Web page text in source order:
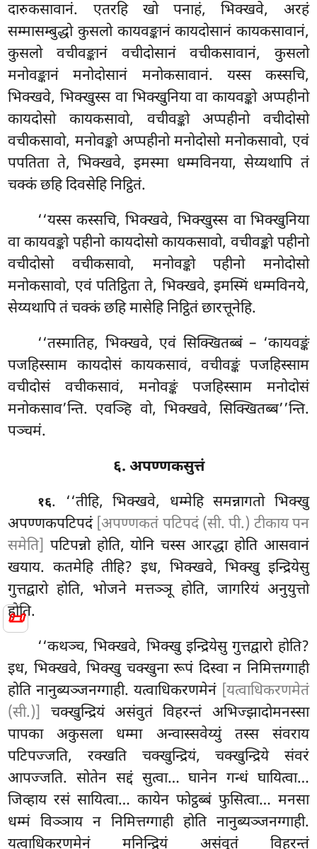
📜
दारुकसावानं. एतरहि खो पनाहं, भिक्खवे, अरहं
सम्मासम्बुद्धो कुसलो कायवङ्कानं कायदोसानं कायकसावानं,
कुसलो वचीवङ्कानं वचीदोसानं वचीकसावानं, कुसलो
मनोवङ्कानं मनोदोसानं मनोकसावानं. यस्स कस्सचि,
भिक्खवे, भिक्खुस्स वा भिक्खुनिया वा कायवङ्को अप्पहीनो
कायदोसो कायकसावो, वचीवङ्को अप्पहीनो वचीदोसो
वचीकसावो, मनोवङ्को अप्पहीनो मनोदोसो मनोकसावो, एवं
पपतिता ते, भिक्खवे, इमस्मा धम्मविनया, सेय्यथापि तं
चक्कं छहि दिवसेहि निट्ठितं.
‘‘यस्स कस्सचि, भिक्खवे, भिक्खुस्स वा भिक्खुनिया
वा कायवङ्को पहीनो कायदोसो कायकसावो, वचीवङ्को पहीनो
वचीदोसो वचीकसावो, मनोवङ्को पहीनो मनोदोसो
मनोकसावो, एवं पतिट्ठिता ते, भिक्खवे, इमस्मिं धम्मविनये,
सेय्यथापि तं चक्कं छहि मासेहि निट्ठितं छारत्तूनेहि.
‘‘तस्मातिह, भिक्खवे, एवं सिक्खितब्बं – ‘कायवङ्कं
पजहिस्साम कायदोसं कायकसावं, वचीवङ्कं पजहिस्साम
वचीदोसं वचीकसावं, मनोवङ्कं पजहिस्साम मनोदोसं
मनोकसाव’न्ति. एवञ्हि वो, भिक्खवे, सिक्खितब्ब’’न्ति.
पञ्चमं.
६. अपण्णकसुत्तं
१६. ‘‘तीहि, भिक्खवे, धम्मेहि समन्नागतो भिक्खु
अपण्णकपटिपदं [अपण्णकतं पटिपदं (सी. पी.) टीकाय पन
समेति] पटिपन्नो होति, योनि चस्स आरद्धा होति आसवानं
खयाय. कतमेहि तीहि? इध, भिक्खवे, भिक्खु इन्द्रियेसु
गुत्तद्वारो होति, भोजने मत्तञ्ञू होति, जागरियं अनुयुत्तो
होति.
‘‘कथञ्च, भिक्खवे, भिक्खुइन्द्रियेसु गुत्तद्वारो होति?
इध, भिक्खवे, भिक्खु चक्खुना रूपं दिस्वा न निमित्तग्गाही
होति नानुब्यञ्जनग्गाही. यत्वाधिकरणमेनं [यत्वाधिकरणमेतं
(सी.)]
चक्खुन्द्रियं असंवुतं विहरन्तं अभिज्झादोमनस्सा
पापका अकुसला धम्मा अन्वास्सवेय्युं तस्स संवराय
पटिपज्जति, रक्खति चक्खुन्द्रियं, चक्खुन्द्रिये संवरं
आपज्जति. सोतेन सद्दं सुत्वा… घानेन गन्धं घायित्वा…
जिव्हाय रसं सायित्वा… कायेन फोट्ठब्बं फुसित्वा… मनसा
धम्मं विञ्ञाय न निमित्तग्गाही होति नानुब्यञ्जनग्गाही.
यत्वाधिकरणमेनंमनिन्द्रियं असंवुतं विहरन्तं